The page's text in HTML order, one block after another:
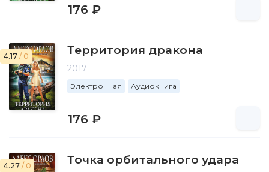
176 ₽
4.17 / 0 Территория дракона
2017
Электронная Аудиокнига
176 ₽
4.27 / 0 Точка орбитального удара